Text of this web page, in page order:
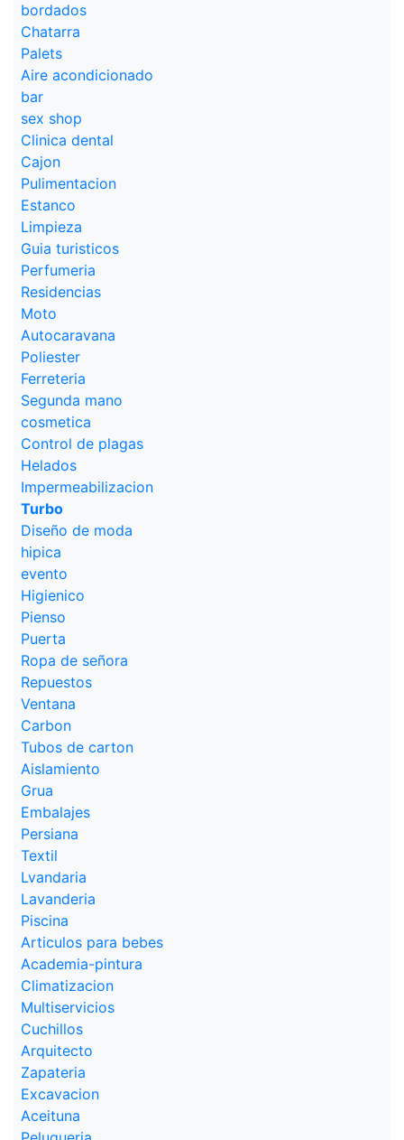
bordados
Chatarra
Palets
Aire acondicionado
bar
sex shop
Clinica dental
Cajon
Pulimentacion
Estanco
Limpieza
Guia turisticos
Perfumeria
Residencias
Moto
Autocaravana
Poliester
Ferreteria
Segunda mano
cosmetica
Control de plagas
Helados
Impermeabilizacion
Turbo
Diseño de moda
hipica
evento
Higienico
Pienso
Puerta
Ropa de señora
Repuestos
Ventana
Carbon
Tubos de carton
Aislamiento
Grua
Embalajes
Persiana
Textil
Lvandaria
Lavanderia
Piscina
Articulos para bebes
Academia-pintura
Climatizacion
Multiservicios
Cuchillos
Arquitecto
Zapateria
Excavacion
Aceituna